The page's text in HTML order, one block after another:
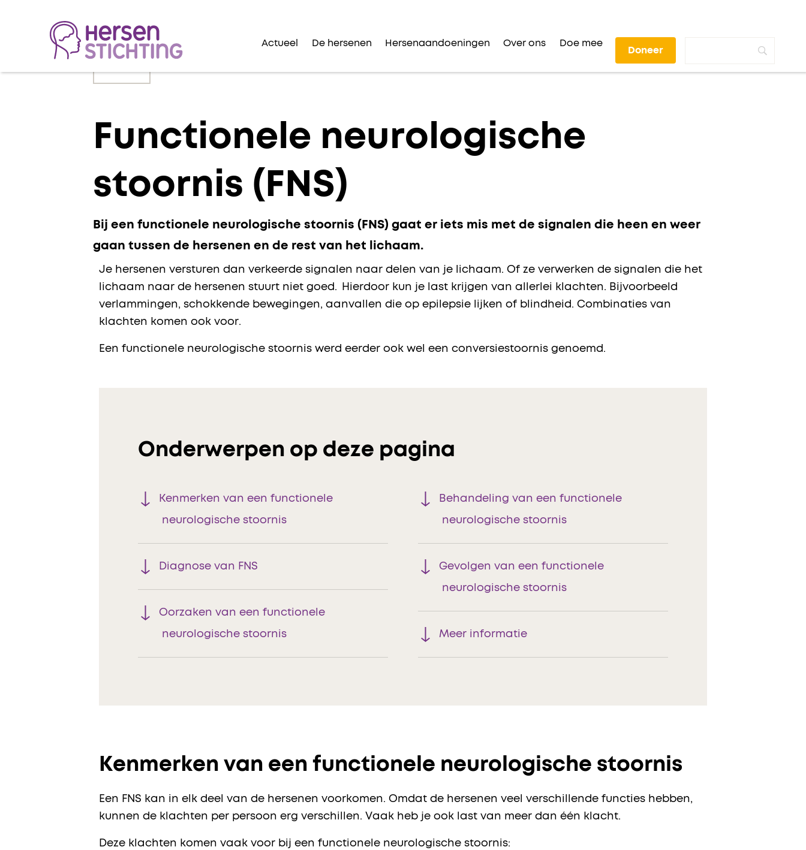
Actueel De hersenen Hersenaandoeningen Over ons Doe mee
Doneer
Functionele neurologische
stoornis (FNS)
Bij een functionele neurologische stoornis (FNS) gaat er iets mis met de signalen die heen en weer
gaan tussen de hersenen en de rest van het lichaam.
Je hersenen versturen dan verkeerde signalen naar delen van je lichaam. Of ze verwerken de signalen die het
lichaam naar de hersenen stuurt niet goed. Hierdoor kun je last krijgen van allerlei klachten. Bijvoorbeeld
verlammingen, schokkende bewegingen, aanvallen die op epilepsie lijken of blindheid. Combinaties van
klachten komen ook voor​.
Een functionele neurologische stoornis werd eerder ook wel een conversiestoornis genoemd.
Onderwerpen op deze pagina
Kenmerken van een functionele
neurologische stoornis
Diagnose van FNS
Oorzaken van een functionele
neurologische stoornis
Behandeling van een functionele
neurologische stoornis
Gevolgen van een functionele
neurologische stoornis
Meer informatie
Kenmerken van een functionele neurologische stoornis
Een FNS kan in elk deel van de hersenen voorkomen. Omdat de hersenen veel verschillende functies hebben,
kunnen de klachten per persoon erg verschillen. Vaak heb je ook last van meer dan één klacht.
Deze klachten komen vaak voor bij een functionele neurologische stoornis: ​ ​